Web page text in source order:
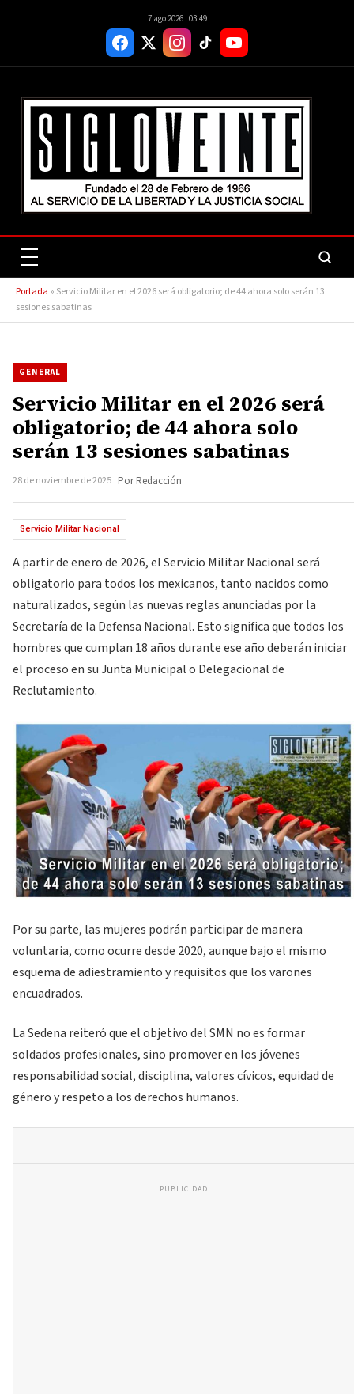
7 ago 2026 | 03:49
Portada » Servicio Militar en el 2026 será obligatorio; de 44 ahora solo serán 13
sesiones sabatinas
GENERAL
Servicio Militar en el 2026 será
obligatorio; de 44 ahora solo
serán 13 sesiones sabatinas
28 de noviembre de 2025 Por Redacción
Servicio Militar Nacional
A partir de enero de 2026, el Servicio Militar Nacional será
obligatorio para todos los mexicanos, tanto nacidos como
naturalizados, según las nuevas reglas anunciadas por la
Secretaría de la Defensa Nacional. Esto significa que todos los
hombres que cumplan 18 años durante ese año deberán iniciar
el proceso en su Junta Municipal o Delegacional de
Reclutamiento.
Por su parte, las mujeres podrán participar de manera
voluntaria, como ocurre desde 2020, aunque bajo el mismo
esquema de adiestramiento y requisitos que los varones
encuadrados.
La Sedena reiteró que el objetivo del SMN no es formar
soldados profesionales, sino promover en los jóvenes
responsabilidad social, disciplina, valores cívicos, equidad de
género y respeto a los derechos humanos.
PUBLICIDAD